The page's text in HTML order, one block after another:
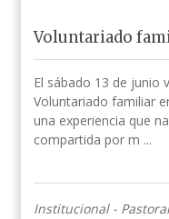
Voluntariado
El sábado 13 de junio
Voluntariado familiar
una experiencia que
compartida por m ...
Institucional -